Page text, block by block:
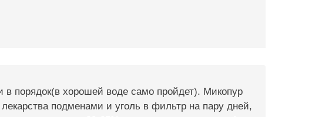
порядок(в хорошей воде само пройдет). Микопур
подменами и уголь в фильтр на пару дней,